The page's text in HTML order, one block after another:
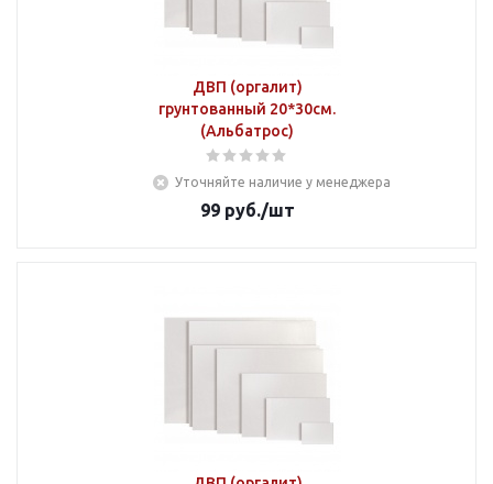
ДВП (оргалит)
грунтованный 20*30см.
(Альбатрос)
Уточняйте наличие у менеджера
99руб./шт